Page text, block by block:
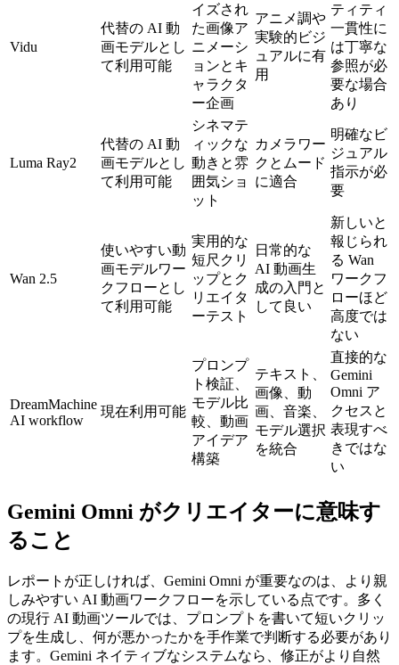
Vidu
代替の AI 動
画モデルとし
て利用可能
イズされ
た画像ア
ニメーシ
ョンとキ
ャラクタ
ー企画
アニメ調や
実験的ビジ
ュアルに有
用
ティティ
一貫性に
は丁寧な
参照が必
要な場合
あり
Luma Ray2
代替の AI 動
画モデルとし
て利用可能
シネマテ
ィックな
動きと雰
囲気ショ
ット
カメラワー
クとムード
に適合
明確なビ
ジュアル
指示が必
要
Wan 2.5
使いやすい動
画モデルワー
クフローとし
て利用可能
実用的な
短尺クリ
ップとク
リエイタ
ーテスト
日常的な
AI 動画生
成の入門と
して良い
新しいと
報じられ
る Wan
ワークフ
ローほど
高度では
ない
DreamMachine
AI workflow
現在利用可能
プロンプ
ト検証、
モデル比
較、動画
アイデア
構築
テキスト、
画像、動
画、音楽、
モデル選択
を統合
直接的な
Gemini
Omni ア
クセスと
表現すべ
きではな
い
Gemini Omni がクリエイターに意味す
ること
レポートが正しければ、Gemini Omni が重要なのは、より親
しみやすい AI 動画ワークフローを示している点です。多く
の現行 AI 動画ツールでは、プロンプトを書いて短いクリッ
プを生成し、何が悪かったかを手作業で判断する必要があり
ます。Gemini ネイティブなシステムなら、修正がより自然